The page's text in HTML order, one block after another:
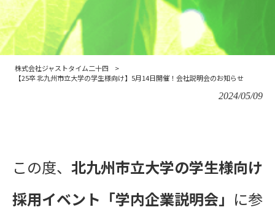
株式会社ジャストタイム二十四
>
【25卒 北九州市立大学の学生様向け】5月14日開催！会社説明会のお知らせ
2024/05/09
この度、 北九州市立大学の学生様向け
採用イベント「学内企業説明会」 に参